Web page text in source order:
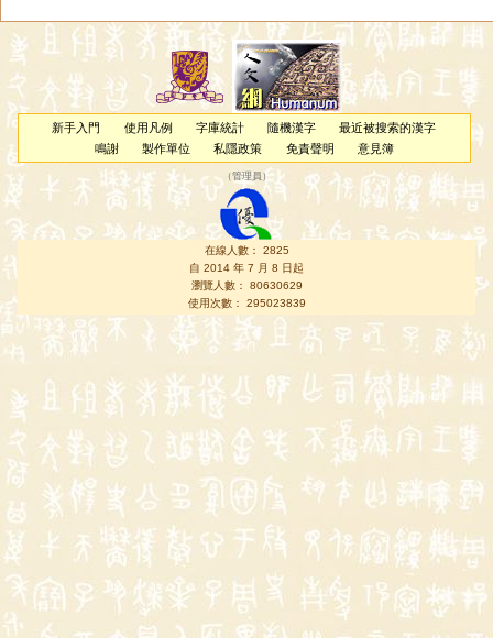
新手入門 使用凡例 字庫統計 隨機漢字
最近被搜索的漢字
鳴謝
製作單位 私隱政策 免責聲明 意見簿
（管理員 ）
在線人數： 2825
自 2014 年 7 月 8 日起
瀏覽人數： 80630629
使用次數： 295023839